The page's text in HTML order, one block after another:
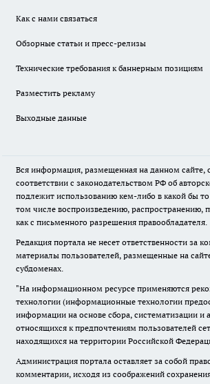
Как с нами связаться
Обзорные статьи и пресс-релизы
Технические требования к баннерным позициям
Разместить рекламу
Выходные данные
Вся информация, размещенная на данном сайте,
соответствии с законодательством РФ об
подлежит использованию кем-либо в какой бы
том числе воспроизведению, распространению,
как с письменного разрешения правообладателя.
Редакция портала не несет ответственности за
материалы пользователей, размещенные на
субдоменах.
"На информационном ресурсе применяются
технологии (информационные технологии
информации на основе сбора, систематизации и
относящихся к предпочтениям пользователей
находящихся на территории Российской
Администрация портала оставляет за собой
комментарии, исходя из соображений